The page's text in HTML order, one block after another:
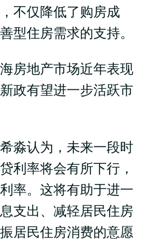
不仅降低了购房成
型住房需求的支持。
房地产市场近年表现
政有望进一步活跃市
淼认为，未来一段时
利率将会有所下行，
率。这将有助于进一
支出、减轻居民住房
居民住房消费的意愿